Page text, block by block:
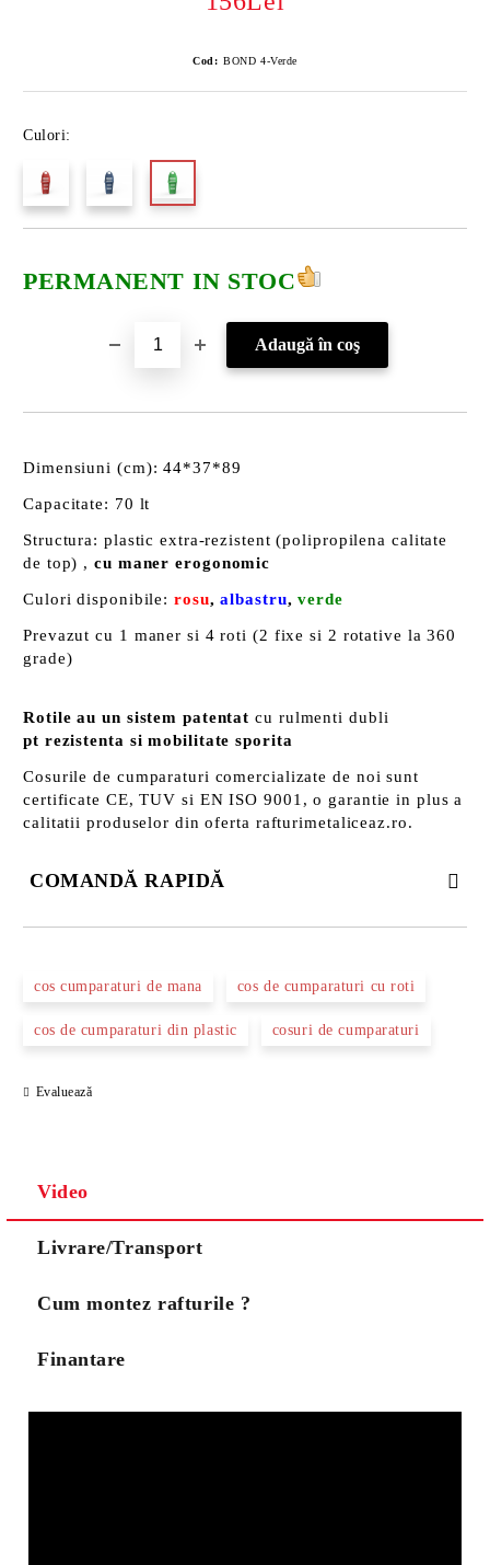
Cod: BOND 4-Verde
Culori:
PERMANENT IN STOC
Dimensiuni (cm): 44*37*89
Capacitate: 70 lt
Structura: plastic extra-rezistent (polipropilena calitate
de top) , cu maner erogonomic
Culori disponibile: rosu,albastru,verde
Prevazut cu 1 maner si 4 roti (2 fixe si 2 rotative la 360
grade)
Rotile au un sistem patentat cu rulmenti dubli
pt rezistenta si mobilitate sporita
Cosurile de cumparaturi comercializate de noi sunt
certificate CE, TUV si EN ISO 9001, o garantie in plus a
calitatii produselor din oferta rafturimetaliceaz.ro.
COMANDĂ RAPIDĂ
cos cumparaturi de mana cos de cumparaturi cu roti
cos de cumparaturi din plastic cosuri de cumparaturi
Evaluează
Video
Livrare/Transport
Cum montez rafturile ?
Finantare